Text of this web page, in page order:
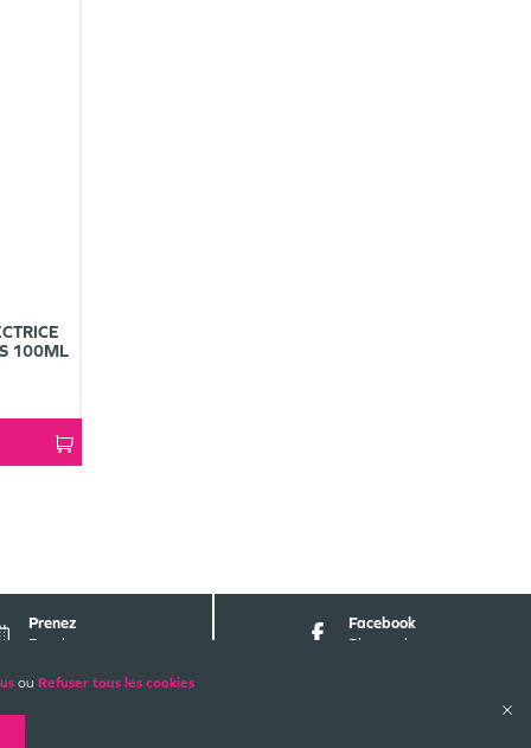
ou Refuser tous les cookies
100ML
Prenez
Rendez-vous
Facebook
Pharmabest